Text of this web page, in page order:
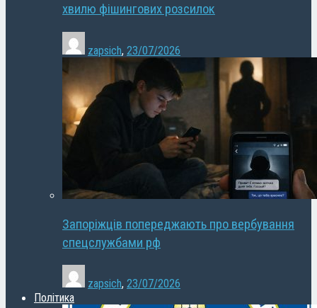
хвилю фішингових розсилок
zapsich, 23/07/2026
Запоріжців попереджають про вербування
спецслужбами рф
zapsich, 23/07/2026
Політика